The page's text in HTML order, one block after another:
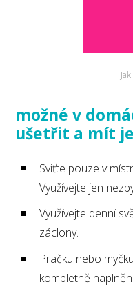
možné v
ušetřit a mít
Sviťte pouze v
Využívejte jen
Využívejte denní
záclony.
Pračku nebo
kompletně